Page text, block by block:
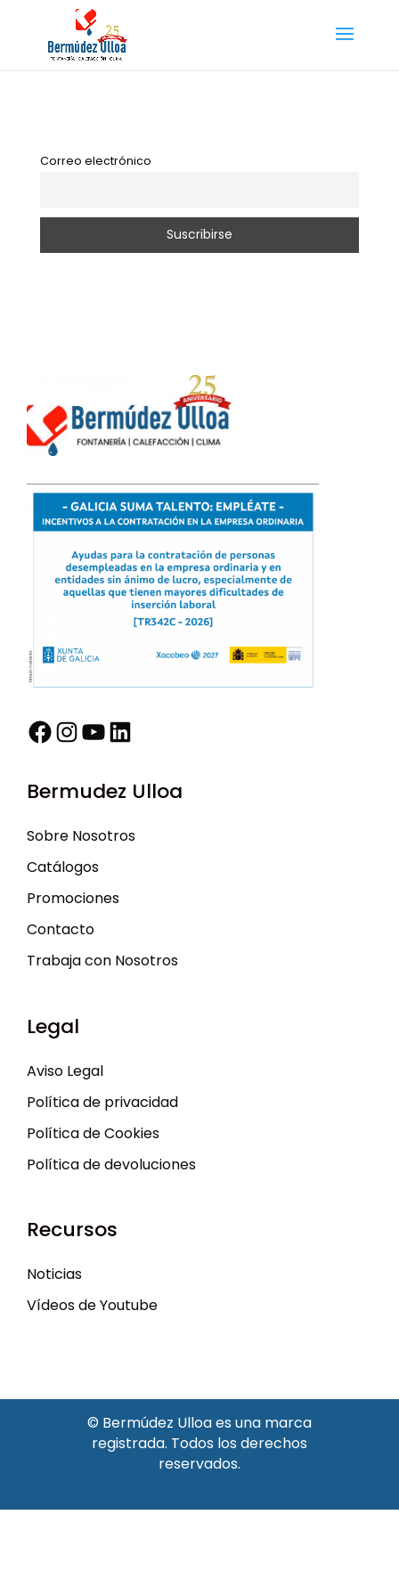
Correo electrónico
Facebook
Instagram
YouTube
LinkedIn
Bermudez Ulloa
Sobre Nosotros
Catálogos
Promociones
Contacto
Trabaja con Nosotros
Legal
Aviso Legal
Política de privacidad
Política de Cookies
Política de devoluciones
Recursos
Noticias
Vídeos de Youtube
© Bermúdez Ulloa es una marca
registrada. Todos los derechos
reservados.